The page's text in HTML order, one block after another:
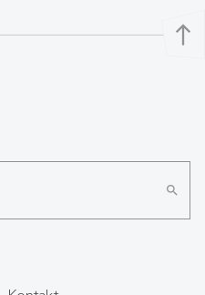
north
search